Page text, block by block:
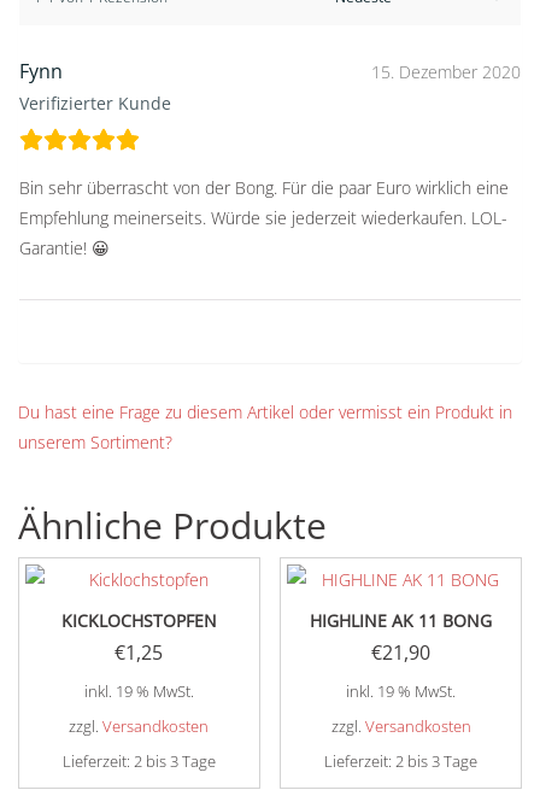
Fynn
Verifizierter Kunde
15. Dezember 2020
Bin sehr überrascht von der Bong. Für die paar Euro wirklich eine
Empfehlung meinerseits. Würde sie jederzeit wiederkaufen. LOL-
Garantie! 😀
Du hast eine Frage zu diesem Artikel oder vermisst ein Produkt in
unserem Sortiment?
Ähnliche Produkte
KICKLOCHSTOPFEN
€1,25
inkl. 19 % MwSt.
zzgl.Versandkosten
Lieferzeit: 2 bis 3 Tage
HIGHLINE AK 11 BONG
€21,90
inkl. 19 % MwSt.
zzgl. Versandkosten
Lieferzeit:2 bis 3 Tage